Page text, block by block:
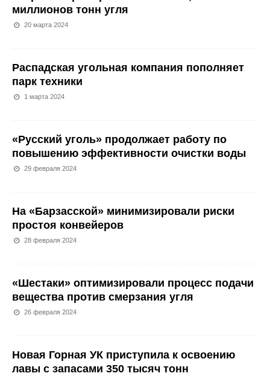
миллионов тонн угля
20 марта 2024
Распадская угольная компания пополняет
парк техники
1 марта 2024
«Русский уголь» продолжает работу по
повышению эффективности очистки воды
29 февраля 2024
На «Барзасской» минимизировали риски
простоя конвейеров
28 февраля 2024
«Шестаки» оптимизировали процесс подачи
вещества против смерзания угля
26 февраля 2024
Новая Горная УК приступила к освоению
лавы с запасами 350 тысяч тонн